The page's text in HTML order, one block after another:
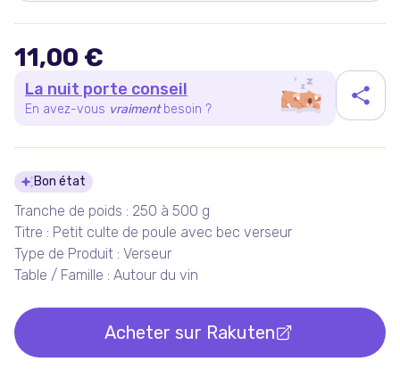
11,00 €
La nuit porte conseil
En avez-vous vraiment besoin ?
Détails du produit
Bon état
Tranche de poids : 250 à 500 g
Titre : Petit culte de poule avec bec verseur
Type de Produit : Verseur
Table / Famille : Autour du vin
Acheter sur Rakuten